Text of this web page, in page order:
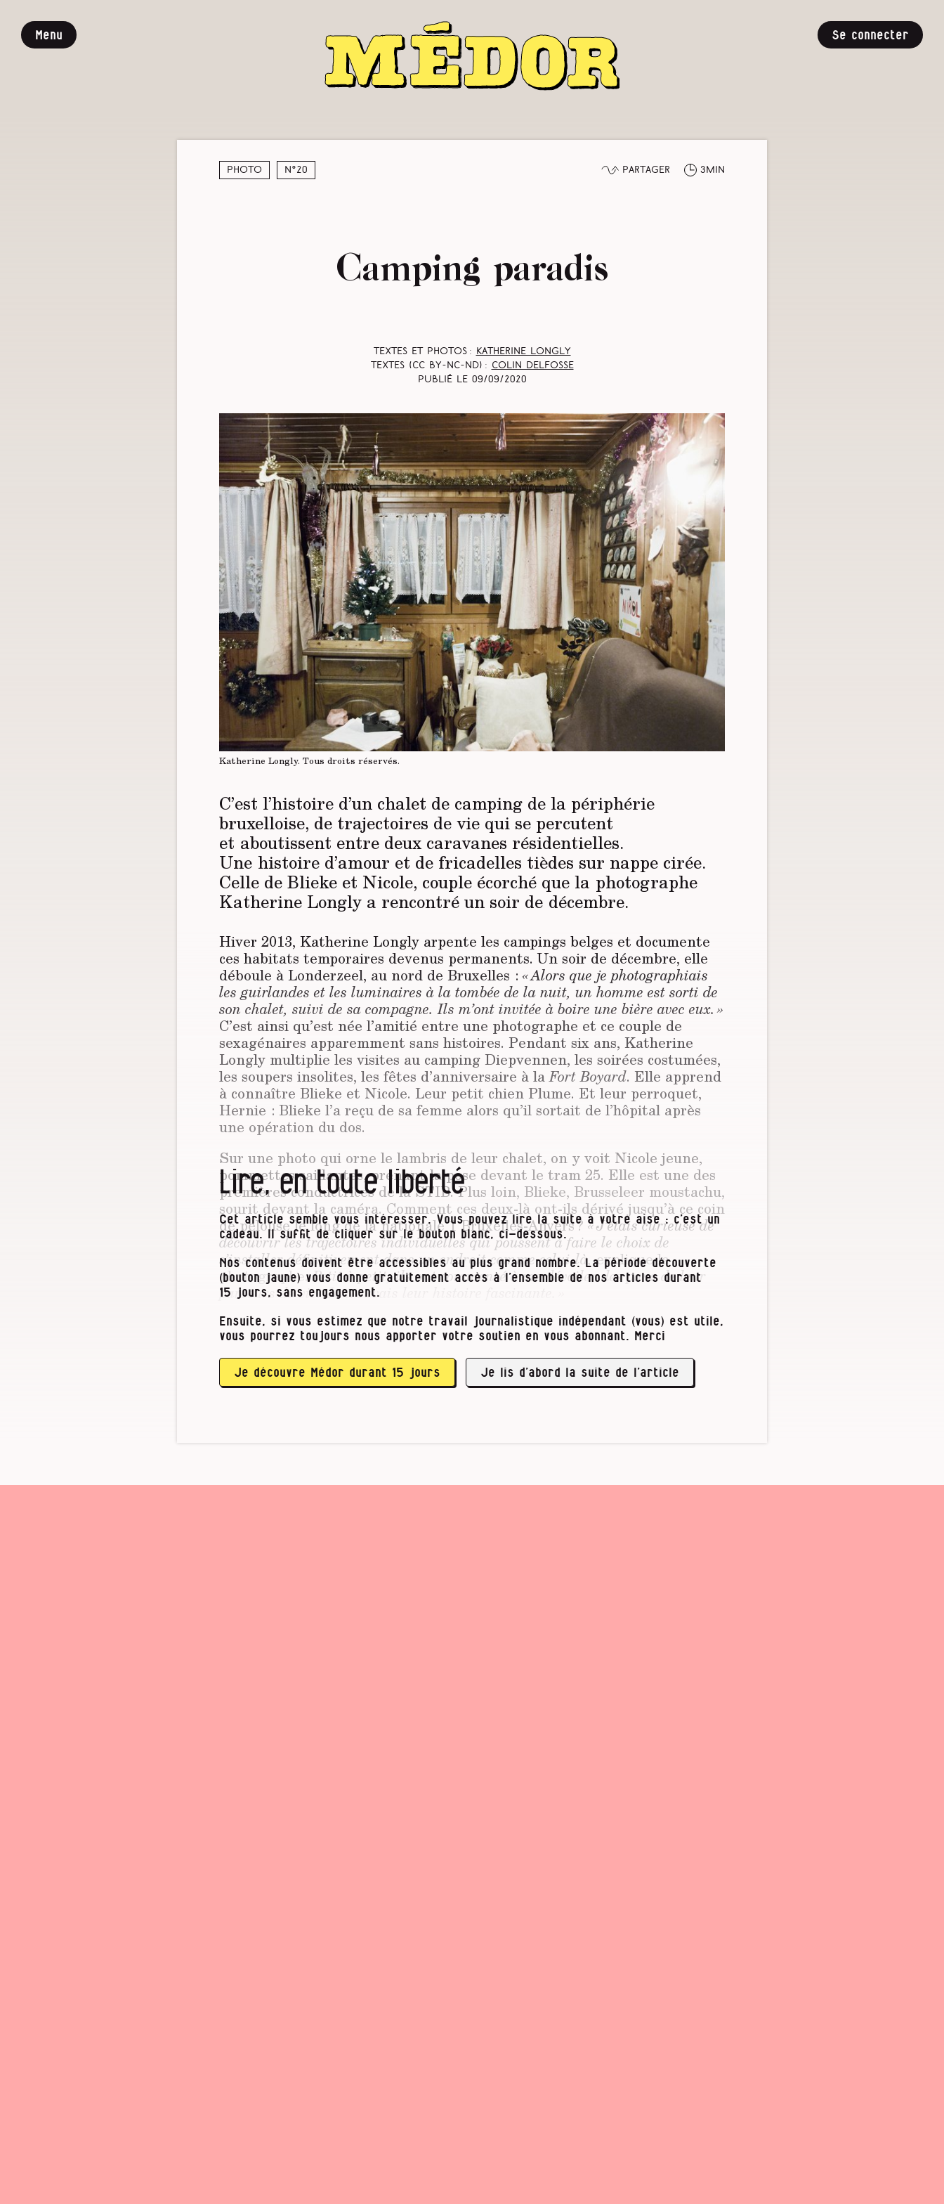
Menu Se connecter
Photo N°20 Partager 3min
Camping paradis
Textes et photos :
Katherine Longly
Textes (CC BY-NC-ND) :
Colin Delfosse
Publié le 09/09/2020
Katherine Longly. Tous droits réservés.
C’est l’histoire d’un chalet de camping de la périphérie
bruxelloise, de trajectoires de vie qui se percutent
et aboutissent entre deux caravanes résidentielles.
Une histoire d’amour et de fricadelles tièdes sur nappe cirée.
Celle de Blieke et Nicole, couple écorché que la photographe
Katherine Longly a rencontré un soir de décembre.
Hiver 2013, Katherine Longly arpente les campings belges et documente
ces habitats temporaires devenus permanents. Un soir de décembre, elle
déboule à Londerzeel, au nord de Bruxelles : « Alors que je photographiais
les guirlandes et les luminaires à la tombée de la nuit, un homme est sorti de
son chalet, suivi de sa compagne. Ils m’ont invitée à boire une bière avec eux. »
C’est ainsi qu’est née l’amitié entre une photographe et ce couple de
sexagénaires apparemment sans histoires. Pendant six ans, Katherine
Longly multiplie les visites au camping Diepvennen, les soirées costumées,
les soupers insolites, les fêtes d’anniversaire à laFort Boyard. Elle apprend
à connaître Blieke et Nicole. Leur petit chien Plume. Et leur perroquet,
Hernie : Blieke l’a reçu de sa femme alors qu’il sortait de l’hôpital après
une opération du dos.
Sur une photo qui orne le lambris de leur chalet, on y voit Nicole jeune,
pommettes saillantes, prenant la pose devant le tram 25. Elle est une des
premières conductrices de la STIB. Plus loin, Blieke, Brusseleer moustachu,
sourit devant la caméra. Comment ces deux-là ont-ils dérivé jusqu’à ce coin
de pelouse le long de la nationale 1 Bruxelles-Anvers ? « J’étais curieuse de
découvrir les trajectoires individuelles qui poussent à faire le choix de
s’installer définitivement dans un endroit comme celui-là,explique la
photographe.Petit à petit, ils ont commencé à me dévoiler des pans de leur
parcours de vie. Jetrouvais leur histoire fascinante. »
Des vies de puzzle
« On s’est rencontrés chez les …
Lire, en toute liberté
Cet article semble vous intéresser. Vous pouvez lire la suite à votre aise : c’est un
cadeau. Il suffit de cliquer sur le bouton blanc, ci-dessous.
Nos contenus doivent être accessibles au plus grand nombre. La période découverte
(bouton jaune) vous donne gratuitement accès à l’ensemble de nos articles durant
15 jours, sans engagement.
Ensuite, si vous estimez que notre travail journalistique indépendant (vous) est utile,
vous pourrez toujours nous apporter votre soutien en vous abonnant. Merci
Je découvre Médor durant 15 jours Je lis d’abord la suite de l’article